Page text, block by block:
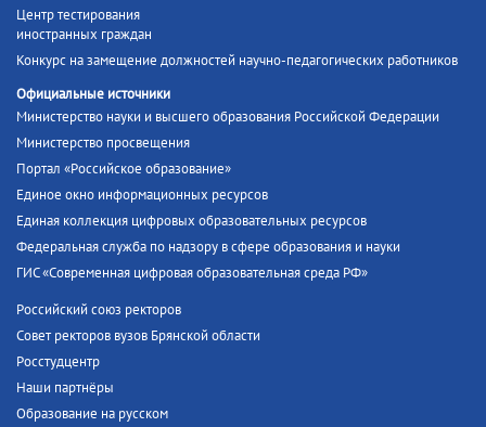
Центр тестирования
иностранных граждан
Конкурс на замещение должностей научно-педагогических работников
Официальные источники
Министерство науки и высшего образования Российской Федерации
Министерство просвещения
Портал «Российское образование»
Единое окно информационных ресурсов
Единая коллекция цифровых образовательных ресурсов
Федеральная служба по надзору в сфере образования и науки
ГИС «Современная цифровая образовательная среда РФ»
Российский союз ректоров
Совет ректоров вузов Брянской области
Росстудцентр
Наши партнёры
Образование на русском